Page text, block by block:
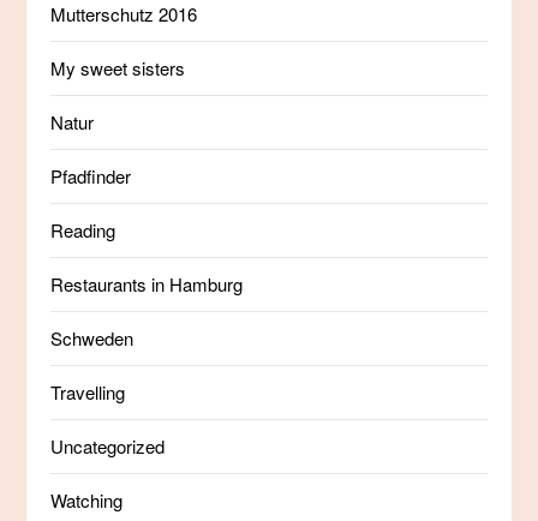
Mutterschutz 2016
My sweet sisters
Natur
Pfadfinder
Reading
Restaurants in Hamburg
Schweden
Travelling
Uncategorized
Watching